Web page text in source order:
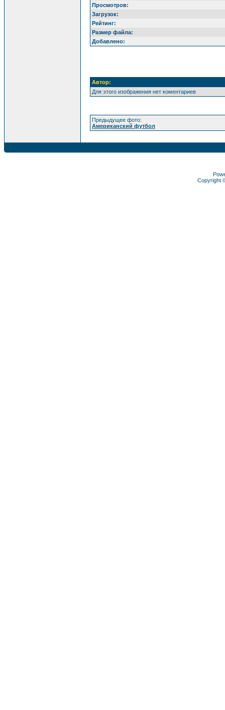
Просмотров:
Загрузок:
Рейтинг:
Размер файла:
Добавлено:
Автор:
Для этого изображения нет коментариев
Предыдущее фото:
Американский футбол
Copyright